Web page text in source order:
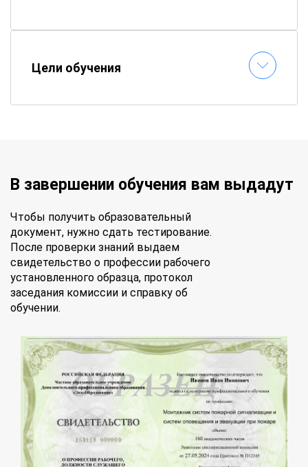
Цели обучения
В завершении обучения вам выдадут
Чтобы получить образовательный
документ, нужно сдать тестирование.
После проверки знаний выдаем
свидетельство о профессии рабочего
установленного образца, протокол
заседания комиссии и справку об
обучении.